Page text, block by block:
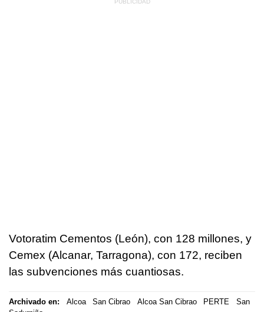
Votoratim Cementos (León), con 128 millones, y
Cemex (Alcanar, Tarragona), con 172, reciben
las subvenciones más cuantiosas.
Archivado en: Alcoa San Cibrao Alcoa San Cibrao PERTE
San